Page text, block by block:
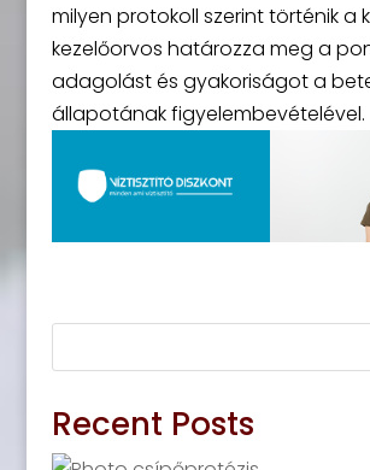
milyen protokoll szerint történik a
kezelőorvos határozza meg a
adagolást és gyakoriságot a
állapotának figyelembevételével.
Recent Posts